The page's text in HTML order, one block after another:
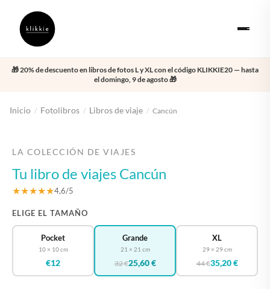
🎁 20% de descuento en libros de fotos L y XL con el código KLIKKIE20 — hasta
el domingo, 9 de agosto 🎁
Inicio / Fotolibros / Libros de viaje / Cancún
LA COLECCIÓN DE VIAJES
Tu libro de viajes Cancún
★★★★★4,6/5
ELIGE EL TAMAÑO
Pocket
10 × 10 cm
€12
Grande
21 × 21 cm
32 €25,60 €
XL
29 × 29 cm
44 €35,20 €